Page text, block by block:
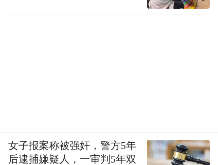
女子报案称被强奸，警方5年
后逮捕嫌疑人，一审判5年双